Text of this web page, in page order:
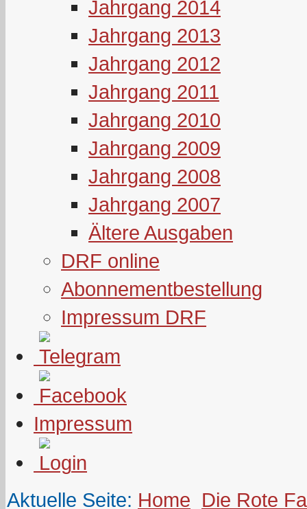
Jahrgang 2014
Jahrgang 2013
Jahrgang 2012
Jahrgang 2011
Jahrgang 2010
Jahrgang 2009
Jahrgang 2008
Jahrgang 2007
Ältere Ausgaben
DRF online
Abonnementbestellung
Impressum DRF
Impressum
Aktuelle Seite: Home Die Rote